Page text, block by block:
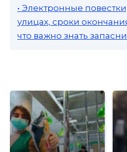
• Электронные
улицах, сроки
что важно знать